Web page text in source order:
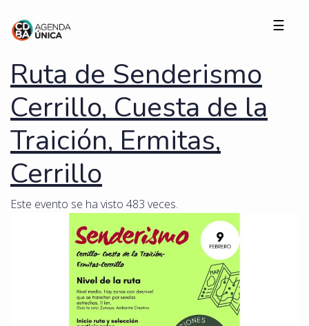
☰
Ruta de Senderismo
Cerrillo, Cuesta de la
Traición, Ermitas,
Cerrillo
Este evento se ha visto 483 veces.